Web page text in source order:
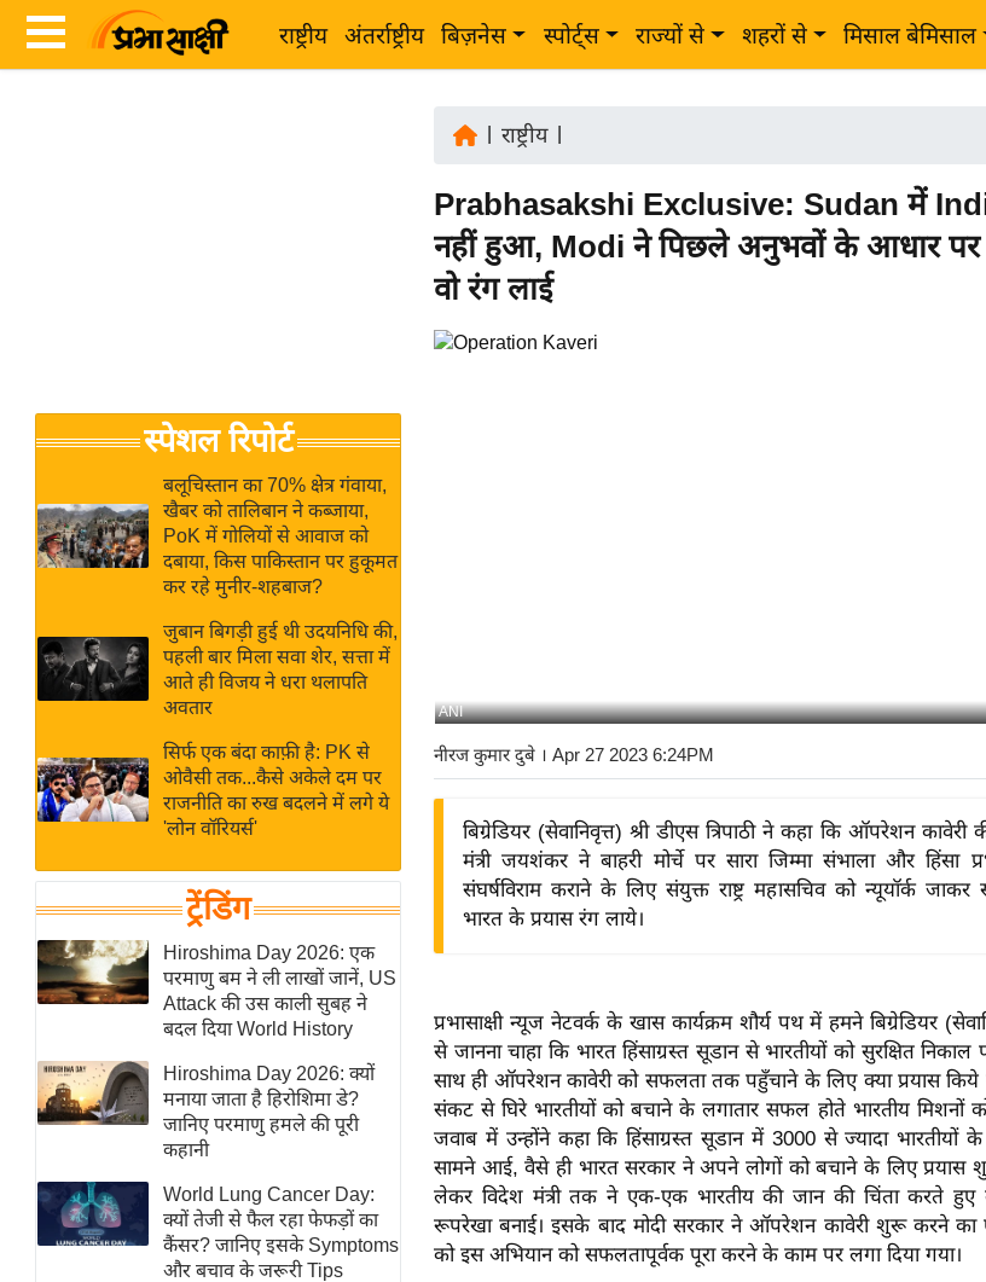
राष्ट्रीय अंतर्राष्ट्रीय बिज़नेस स्पोर्ट्स राज्यों से शहरों से मिसाल बेमिसाल
Breaking
News in
Hindi
Hindi
Videos
जगत
राय
बजट
IPL
2026
ई-पेपर
मिसाल बेमिसाल
शख्सियत
यंग इंडिया
साहित्य जगत
ऑटो वर्ल्ड
न्यूज ब्रीफ
मनोरंजन जगत
बॉलीवुड
हॉलीवुड
फिल्म समीक्षा
News
लाइफस्टाइल
स्पेशल रिपोर्ट
बलूचिस्तान का 70% क्षेत्र गंवाया,
खैबर को तालिबान ने कब्जाया,
PoK में गोलियों से आवाज को
दबाया, किस पाकिस्तान पर हुकूमत
कर रहे मुनीर-शहबाज?
जुबान बिगड़ी हुई थी उदयनिधि की,
पहली बार मिला सवा शेर, सत्ता में
आते ही विजय ने धरा थलापति
अवतार
सिर्फ एक बंदा काफ़ी है: PK से
ओवैसी तक...कैसे अकेले दम पर
राजनीति का रुख बदलने में लगे ये
'लोन वॉरियर्स'
ट्रेंडिंग
Hiroshima Day 2026: एक
परमाणु बम ने ली लाखों जानें, US
Attack की उस काली सुबह ने
बदल दिया World History
Hiroshima Day 2026: क्यों
मनाया जाता है हिरोशिमा डे?
जानिए परमाणु हमले की पूरी
कहानी
World Lung Cancer Day:
क्यों तेजी से फैल रहा फेफड़ों का
कैंसर? जानिए इसके Symptoms
और बचाव के जरूरी Tips
राष्ट्रीय|
Prabhasakshi Exclusive: Sudan में
नहीं हुआ, Modi ने पिछले अनुभवों के आधार पर
वो रंग लाई
ANI
नीरज कुमार दुबे । Apr 27 2023 6:24PM
बिग्रेडियर (सेवानिवृत्त) श्री डीएस त्रिपाठी ने कहा कि ऑपरेशन
मंत्री जयशंकर ने बाहरी मोर्चे पर सारा जिम्मा संभाला और हिंसा
संघर्षविराम कराने के लिए संयुक्त राष्ट्र महासचिव को न्यूयॉर्क
भारत के प्रयास रंग लाये।
प्रभासाक्षी न्यूज नेटवर्क के खास कार्यक्रम शौर्य पथ में हमने बिग्रेडियर
से जानना चाहा कि भारत हिंसाग्रस्त सूडान से भारतीयों को सुरक्षित
साथ ही ऑपरेशन कावेरी को सफलता तक पहुँचाने के लिए क्या प्रयास
संकट से घिरे भारतीयों को बचाने के लगातार सफल होते भारतीय
जवाब में उन्होंने कहा कि हिंसाग्रस्त सूडान में 3000 से ज्यादा
सामने आई, वैसे ही भारत सरकार ने अपने लोगों को बचाने के लिए प्रयास
लेकर विदेश मंत्री तक ने एक-एक भारतीय की जान की चिंता करते हुए
रूपरेखा बनाई। इसके बाद मोदी सरकार ने ऑपरेशन कावेरी शुरू करने
को इस अभियान को सफलतापूर्वक पूरा करने के काम पर लगा दिया गया।